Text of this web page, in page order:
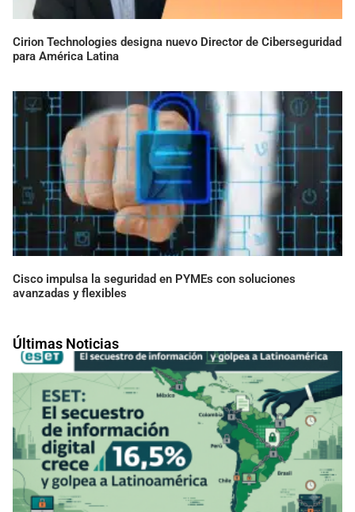
Últimas Noticias
Cirion Technologies designa nuevo Director de Ciberseguridad
para América Latina
Cisco impulsa la seguridad en PYMEs con soluciones
avanzadas y flexibles